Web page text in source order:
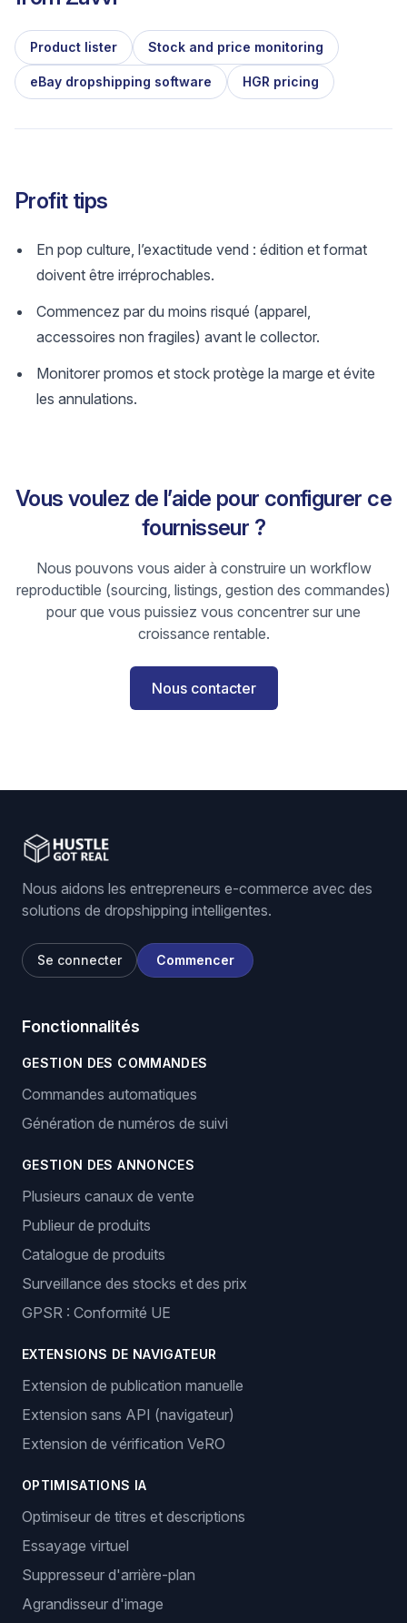
Product lister Stock and price monitoring
eBay dropshipping software HGR pricing
Profit tips
En pop culture, l’exactitude vend : édition et format
doivent être irréprochables.
Commencez par du moins risqué (apparel,
accessoires non fragiles) avant le collector.
Monitorer promos et stock protège la marge et évite
les annulations.
Vous voulez de l’aide pour configurer ce
fournisseur ?
Nous pouvons vous aider à construire un workflow
reproductible (sourcing, listings, gestion des commandes)
pour que vous puissiez vous concentrer sur une
croissance rentable.
Nous contacter
Nous aidons les entrepreneurs e-commerce avec des
solutions de dropshipping intelligentes.
Se connecter Commencer
Fonctionnalités
GESTION DES COMMANDES
Commandes automatiques
Génération de numéros de suivi
GESTION DES ANNONCES
Plusieurs canaux de vente
Publieur de produits
Catalogue de produits
Surveillance des stocks et des prix
GPSR : Conformité UE
EXTENSIONS DE NAVIGATEUR
Extension de publication manuelle
Extension sans API (navigateur)
Extension de vérification VeRO
OPTIMISATIONS IA
Optimiseur de titres et descriptions
Essayage virtuel
Suppresseur d'arrière-plan
Agrandisseur d'image